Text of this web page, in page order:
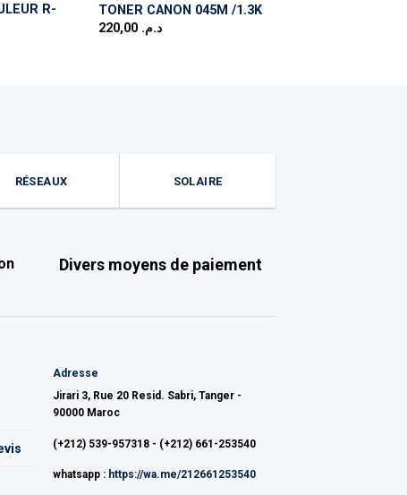
R-
TONER CANON 045M /1.3K
د.م. 220,00
RÉSEAUX SOLAIRE
Divers moyens de paiement
Adresse
Jirari 3, Rue 20 Resid. Sabri, Tanger -
90000 Maroc
(+212) 539-957318 - (+212) 661-253540
whatsapp : https://wa.me/212661253540